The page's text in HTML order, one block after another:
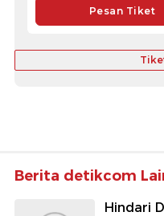
Pesan Tiket
Berita detikcom
Hindari